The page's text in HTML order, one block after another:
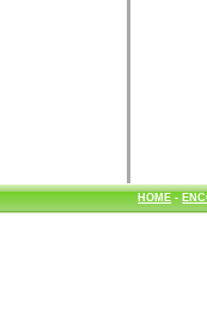
HOME-